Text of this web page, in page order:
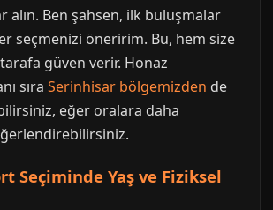
alın. Ben şahsen, ilk buluşmalar
seçmenizi öneririm. Bu, hem size
güven verir. Honaz
sıra Serinhisar bölgemizden de
eğer oralara daha
Seçiminde Yaş ve Fiziksel